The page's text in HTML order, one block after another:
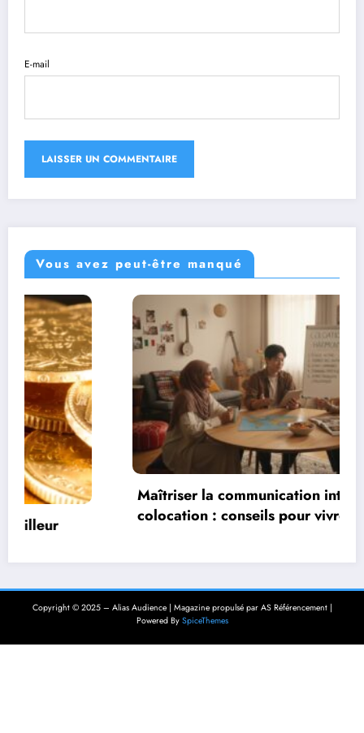
E-mail
Vous avez peut-être manqué
Maîtriser la communication interculturelle en
colocation : conseils pour vivre
harmonieusement dans un environnement
Copyright © 2025 – Alias Audience | Magazine propulsé par AS Référencement |
Powered By SpiceThemes